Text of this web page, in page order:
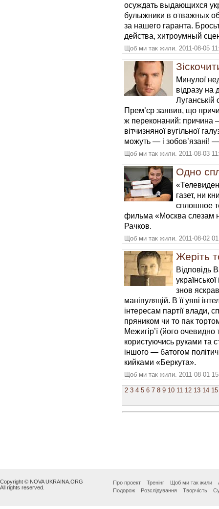
осуждать выдающихся
булыжники в отважных
за нашего гаранта.
действа, хитроумный
Щоб ми так жили. 2011-08-05
Минулої
відразу на
Прем’єр заявив, що
ж переконаний: причина
вітчизняної вугільної
можуть — і зобов’язані!
Щоб ми так жили. 2011-08-03
Одно
газет, ни
сплошное
фильма «Москва слезам
Рачков.
Щоб ми так жили. 2011-08-02
Жеріть
Відповідь
знов
маніпуляцій. В її уяві
інтересам партії влади,
пряником чи то пак
Межигір’ї (його
користуючись руками та
іншого — батогом
кийками «Беркута».
Щоб ми так жили. 2011-08-01
2 3 4 5 6 7 8 9 10 11 12 13 14 15
Copyright © NOVA UKRAINA.ORG
All rights reserved.
Про проект Тренінг Щоб ми так жили
Подорож
Розслідування Творчість